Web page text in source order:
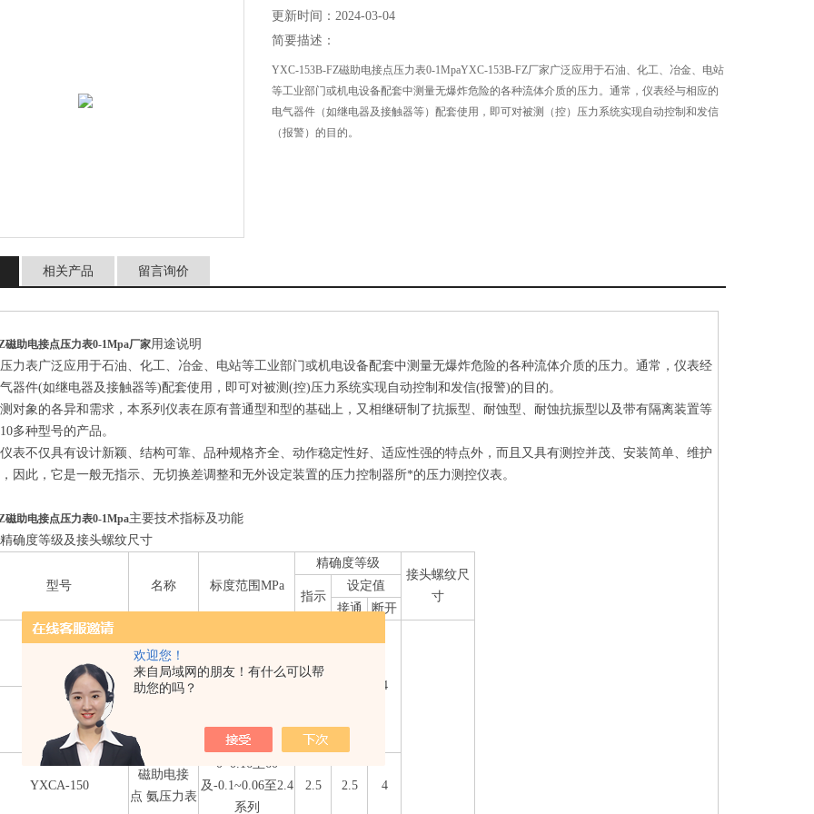
欢迎您！
来自局域网的朋友！有什么可以帮
助您的吗？
更新时间：2024-03-04
简要描述：
YXC-153B-FZ磁助电接点压力表0-1MpaYXC-153B-FZ厂家广泛应用于石油、化工、冶金、电站
等工业部门或机电设备配套中测量无爆炸危险的各种流体介质的压力。通常，仪表经与相应的
电气器件（如继电器及接触器等）配套使用，即可对被测（控）压力系统实现自动控制和发信
（报警）的目的。
相关产品 留言询价
磁助电接点压力表0-1Mpa厂家用途说明
力表广泛应用于石油、化工、冶金、电站等工业部门或机电设备配套中测量无爆炸危险的各种流体介质的压力。通常，仪表经
器件(如继电器及接触器等)配套使用，即可对被测(控)压力系统实现自动控制和发信(报警)的目的。
对象的各异和需求，本系列仪表在原有普通型和型的基础上，又相继研制了抗振型、耐蚀型、耐蚀抗振型以及带有隔离装置等
多种型号的产品。
表不仅具有设计新颖、结构可靠、品种规格齐全、动作稳定性好、适应性强的特点外，而且又具有测控并茂、安装简单、维护
因此，它是一般无指示、无切换差调整和无外设定装置的压力控制器所*的压力测控仪表。
磁助电接点压力表0-1Mpa主要技术指标及功能
确度等级及接头螺纹尺寸
型号 名称 标度范围MPa
精确度等级
接头螺纹尺
寸
指示
设定值
接通
断开
YXC-100
YXC-103
磁助电接点
压力表
系列
4
YXC-150
*YXC-153
列
YXCA-150
磁助电接
点 氨压力表
0~0.16至60
及-0.1~0.06至2.4
系列
2.5 2.5 4